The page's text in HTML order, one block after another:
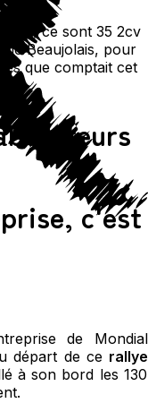
ce sont 35 2cv
le Beaujolais, pour
que comptait cet
c'est
de Mondial
départ de ce rallye
à son bord les 130